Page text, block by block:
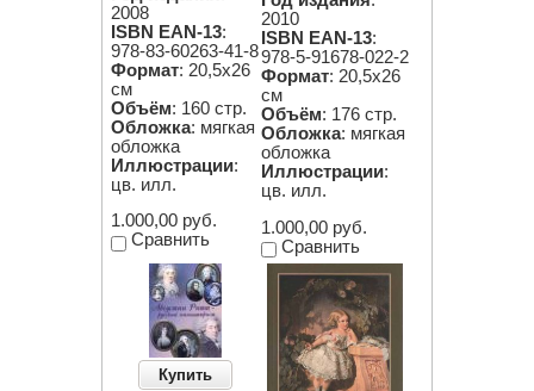
2008
ISBN EAN-13:
978-83-60263-41-8
Формат: 20,5х26
см
Объём: 160 стр.
Обложка: мягкая
обложка
Иллюстрации:
цв. илл.
1.000,00 руб.
Сравнить
2010
ISBN EAN-13:
978-5-91678-022-2
Формат: 20,5х26
см
Объём: 176 стр.
Обложка: мягкая
обложка
Иллюстрации:
цв. илл.
1.000,00 руб.
Сравнить
Купить